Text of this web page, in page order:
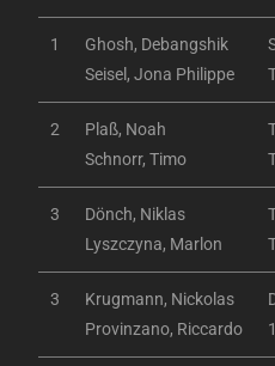
1
Ghosh, Debangshik
Seisel, Jona Philippe
2
Plaß, Noah
Schnorr, Timo
3
Dönch, Niklas
Lyszczyna, Marlon
3
Krugmann, Nickolas
Provinzano, Riccardo